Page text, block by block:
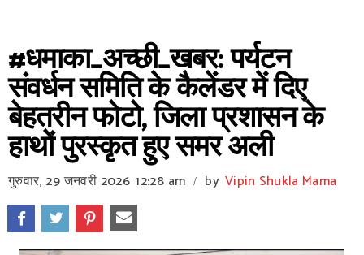
#धमाका_अच्छी_खबर: पर्यटन
संवर्धन समिति के कैलेंडर में दिए
बेहतरीन फोटो, जिला प्रशासन के
हाथों पुरस्कृत हुए समर अली
गुरुवार, 29 जनवरी 2026 12:28 am / by Vipin Shukla Mama